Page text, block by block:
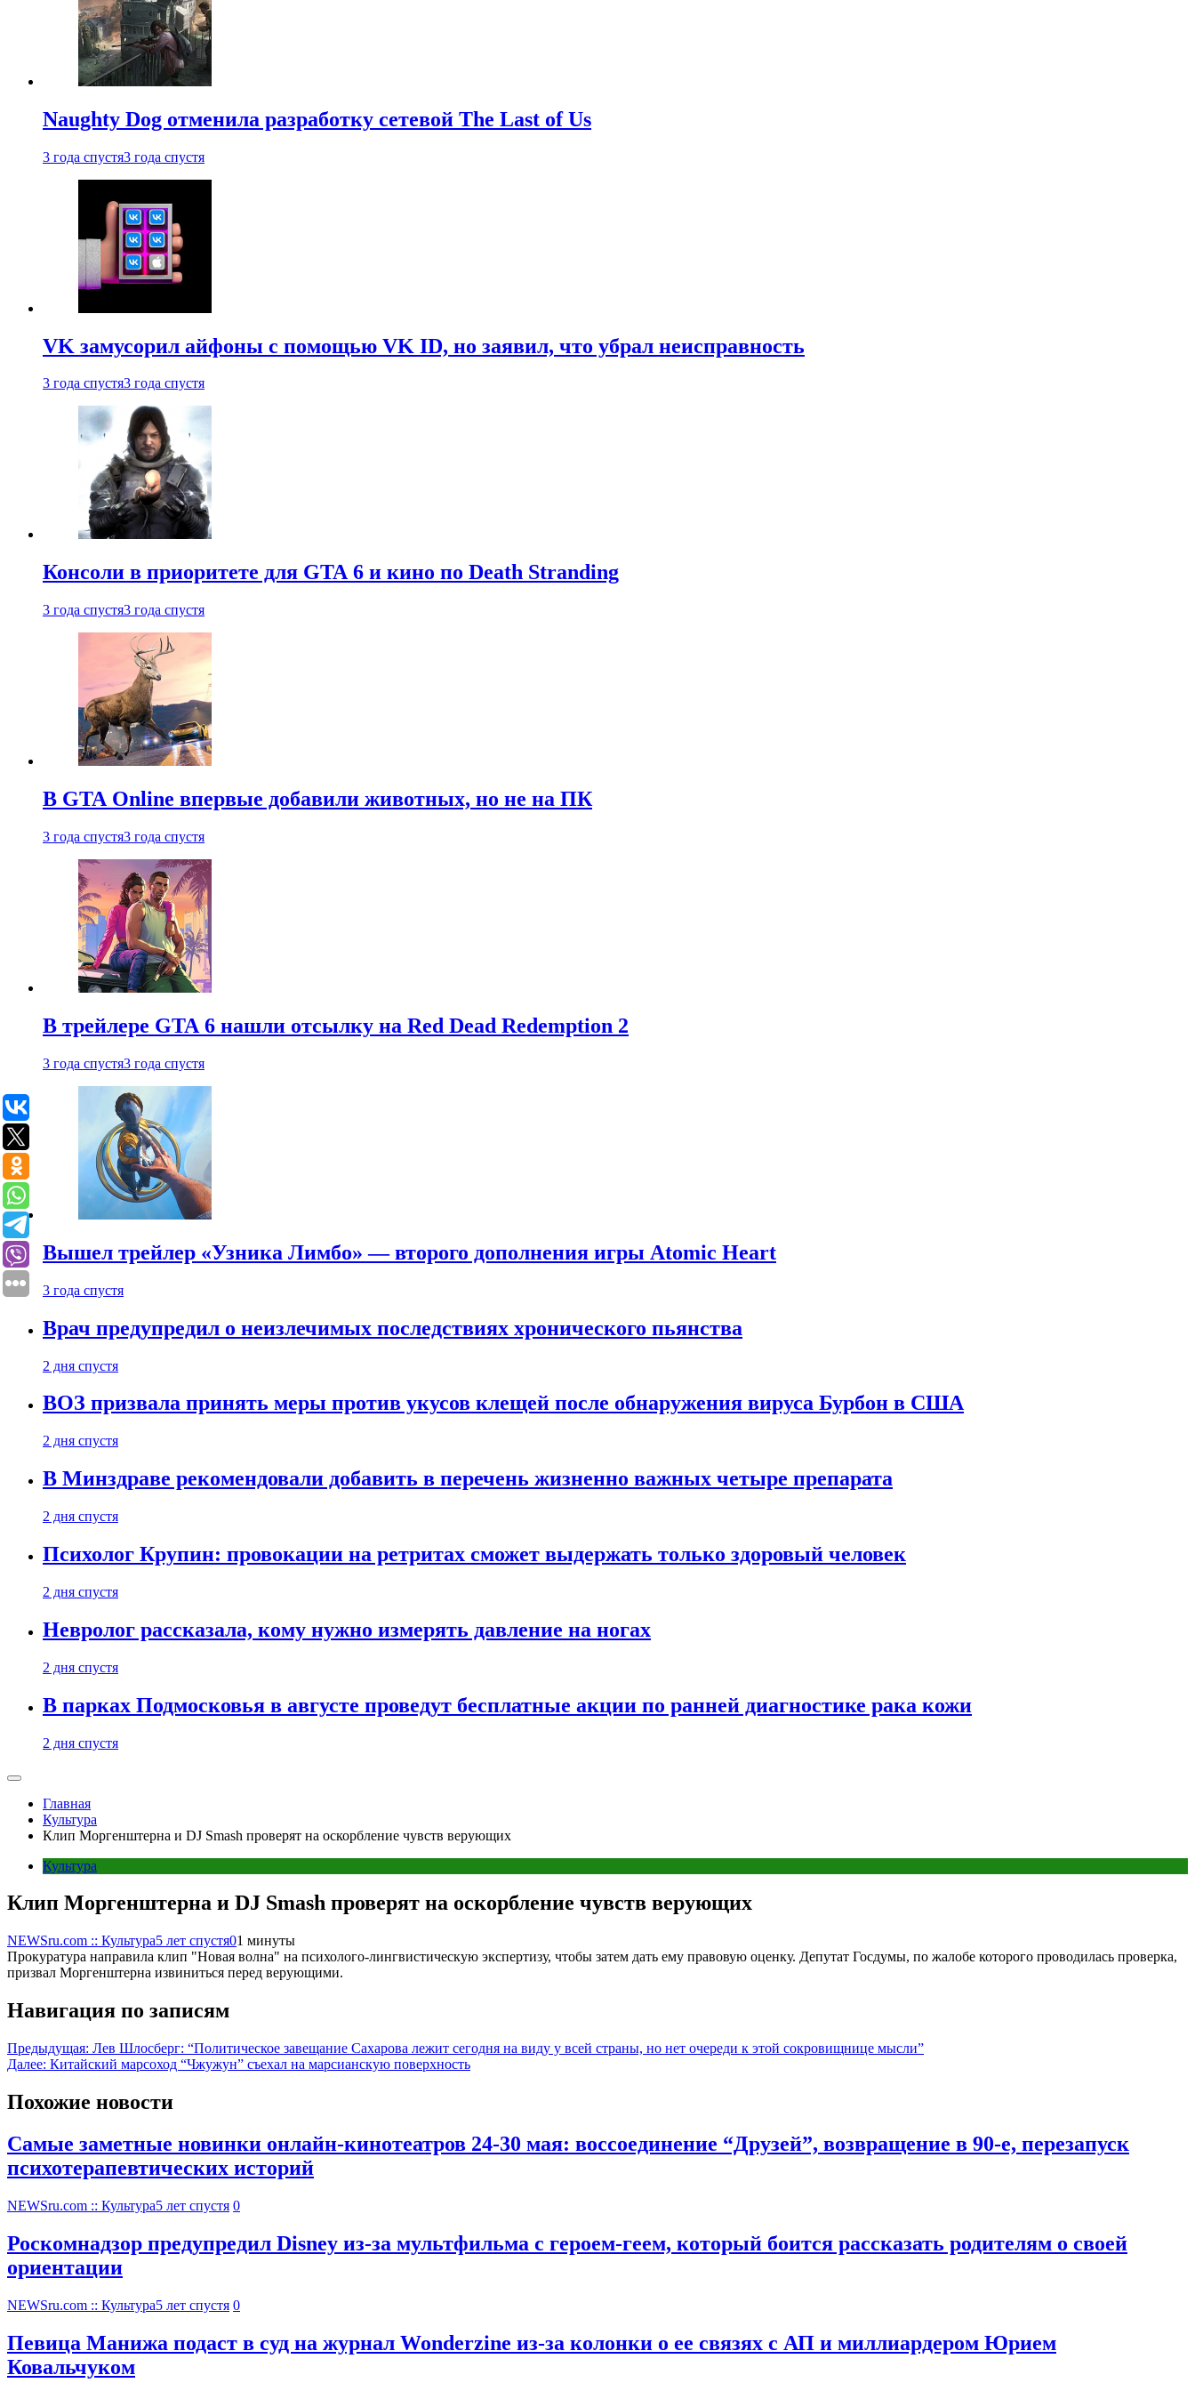
Naughty Dog отменила разработку сетевой The Last of Us
3 года спустя3 года спустя
VK замусорил айфоны с помощью VK ID, но заявил, что убрал неисправность
3 года спустя3 года спустя
Консоли в приоритете для GTA 6 и кино по Death Stranding
3 года спустя3 года спустя
В GTA Online впервые добавили животных, но не на ПК
3 года спустя3 года спустя
В трейлере GTA 6 нашли отсылку на Red Dead Redemption 2
3 года спустя3 года спустя
Вышел трейлер «Узника Лимбо» — второго дополнения игры Atomic Heart
3 года спустя
Врач предупредил о неизлечимых последствиях хронического пьянства
2 дня спустя
ВОЗ призвала принять меры против укусов клещей после обнаружения вируса Бурбон в США
2 дня спустя
В Минздраве рекомендовали добавить в перечень жизненно важных четыре препарата
2 дня спустя
Психолог Крупин: провокации на ретритах сможет выдержать только здоровый человек
2 дня спустя
Невролог рассказала, кому нужно измерять давление на ногах
2 дня спустя
В парках Подмосковья в августе проведут бесплатные акции по ранней диагностике рака кожи
2 дня спустя
Главная
Культура
Клип Моргенштерна и DJ Smash проверят на оскорбление чувств верующих
Культура
Клип Моргенштерна и DJ Smash проверят на оскорбление чувств верующих
NEWSru.com :: Культура5 лет спустя01 минуты
Прокуратура направила клип "Новая волна" на психолого-лингвистическую экспертизу, чтобы затем дать ему правовую оценку. Депутат Госдумы, по жалобе которого проводилась проверка,
призвал Моргенштерна извиниться перед верующими.
Навигация по записям
Предыдущая: Лев Шлосберг: “Политическое завещание Сахарова лежит сегодня на виду у всей страны, но нет очереди к этой сокровищнице мысли”
Далее: Китайский марсоход “Чжужун” съехал на марсианскую поверхность
Похожие новости
Самые заметные новинки онлайн-кинотеатров 24-30 мая: воссоединение “Друзей”, возвращение в 90-е, перезапуск
психотерапевтических историй
NEWSru.com :: Культура5 лет спустя 0
Роскомнадзор предупредил Disney из-за мультфильма c героем-геем, который боится рассказать родителям о своей
ориентации
NEWSru.com :: Культура5 лет спустя 0
Певица Манижа подаст в суд на журнал Wonderzine из-за колонки о ее связях с АП и миллиардером Юрием
Ковальчуком